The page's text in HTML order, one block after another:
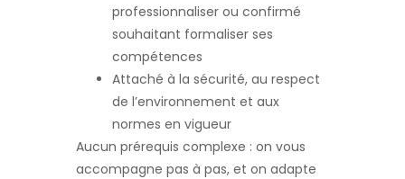
professionnaliser ou confirmé
souhaitant formaliser ses
compétences
Attaché à la sécurité, au respect
de l’environnement et aux
normes en vigueur
Aucun prérequis complexe : on vous
accompagne pas à pas, et on adapte